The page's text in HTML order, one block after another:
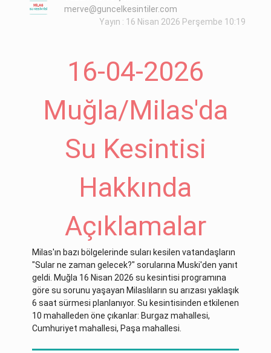
merve@guncelkesintiler.com
Yayın : 16 Nisan 2026 Perşembe 10:19
16-04-2026
Muğla/Milas'da
Su Kesintisi
Hakkında
Açıklamalar
Milas'ın bazı bölgelerinde suları kesilen vatandaşların
"Sular ne zaman gelecek?" sorularına Muski'den yanıt
geldi. Muğla 16 Nisan 2026 su kesintisi programına
göre su sorunu yaşayan Milaslıların su arızası yaklaşık
6 saat sürmesi planlanıyor. Su kesintisinden etkilenen
10 mahalleden öne çıkanlar: Burgaz mahallesi,
Cumhuriyet mahallesi, Paşa mahallesi.